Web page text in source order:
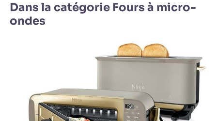
Dans la catégorie Fours à micro-
ondes